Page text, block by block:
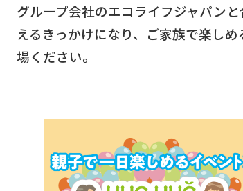
グループ会社のエコライフジャパン
えるきっかけになり、ご家族で楽し
場ください。